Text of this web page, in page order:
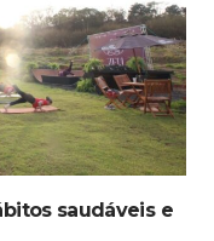
saudáveis e